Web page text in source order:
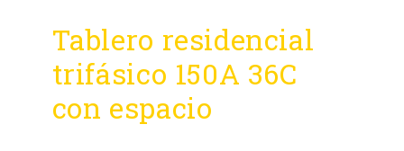
Tablero residencial
trifásico 150A 36C
con espacio